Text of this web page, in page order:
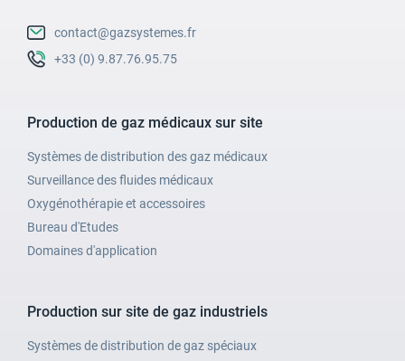
contact@gazsystemes.fr
+33 (0) 9.87.76.95.75
Production de gaz médicaux sur site
Systèmes de distribution des gaz médicaux
Surveillance des fluides médicaux
Oxygénothérapie et accessoires
Bureau d'Etudes
Domaines d'application
Production sur site de gaz industriels
Systèmes de distribution de gaz spéciaux